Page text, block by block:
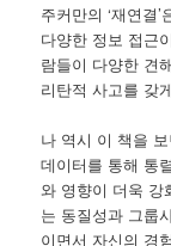
주커만의 ‘재연결
다양한 정보 접근
람들이 다양한 견
리탄적 사고를 갖
나 역시 이 책을
데이터를 통해 통
와 영향이 더욱 강
는 동질성과 그룹
이면서 자신의 경